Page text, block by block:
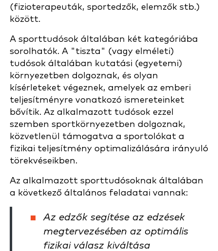
(fizioterapeuták, sportedzők, elemzők stb.)
között.
A sporttudósok általában két kategóriába
sorolhatók. A "tiszta" (vagy elméleti)
tudósok általában kutatási (egyetemi)
környezetben dolgoznak, és olyan
kísérleteket végeznek, amelyek az emberi
teljesítményre vonatkozó ismereteinket
bővítik. Az alkalmazott tudósok ezzel
szemben sportkörnyezetben dolgoznak,
közvetlenül támogatva a sportolókat a
fizikai teljesítmény optimalizálására irányuló
törekvéseikben.
Az alkalmazott sporttudósoknak általában
a következő általános feladatai vannak:
Az edzők segítése az edzések
megtervezésében az optimális
fizikai válasz kiváltása